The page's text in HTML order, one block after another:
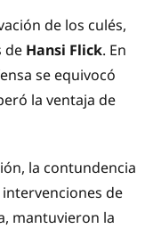
de los culés,
de Hansi Flick. En
se equivocó
la ventaja de
la contundencia
de
mantuvieron la